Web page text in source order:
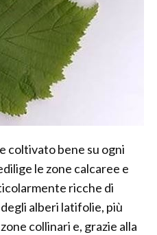
coltivato bene su ogni
le zone calcaree e
ricche di
alberi latifolie, più
collinari e, grazie alla